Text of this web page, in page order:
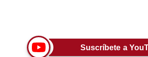
Estilos Suscríbete a